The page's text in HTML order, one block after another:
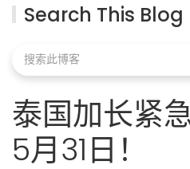
Search This Blog
泰国加长紧
5月31日！